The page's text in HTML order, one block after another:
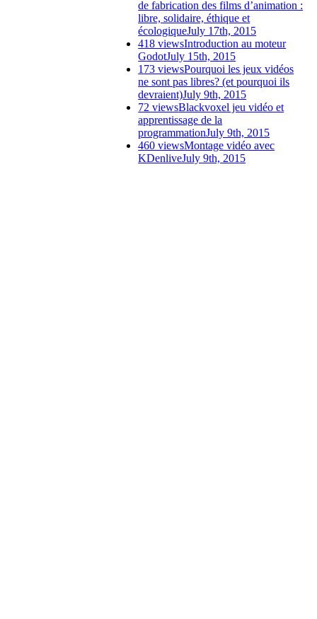
de fabrication des films d’animation :
libre, solidaire, éthique et
écologiqueJuly 17th, 2015
418 viewsIntroduction au moteur
GodotJuly 15th, 2015
173 viewsPourquoi les jeux vidéos
ne sont pas libres? (et pourquoi ils
devraient)July 9th, 2015
72 viewsBlackvoxel jeu vidéo et
apprentissage de la
programmationJuly 9th, 2015
460 viewsMontage vidéo avec
KDenliveJuly 9th, 2015